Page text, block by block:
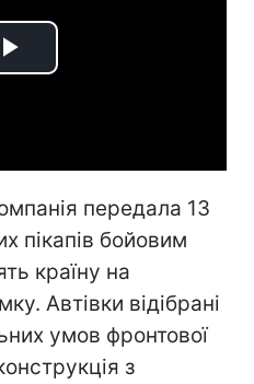
Play
передала 13
пікапів бойовим
країну на
Автівки відібрані
умов фронтової
з